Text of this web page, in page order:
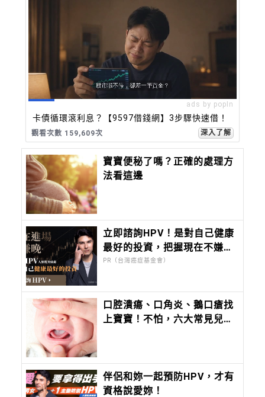
ads by popIn
卡債循環滾利息？【9597借錢網】3步驟快速借！
觀看次數 159,609次 深入了解
寶寶便秘了嗎？正確的處理方
法看這邊
立即諮詢HPV！是對自己健康
最好的投資，把握現在不嫌
晚！
PR（台灣癌症基金會）
口腔潰瘍、口角炎、鵝口瘡找
上寶寶！不怕，六大常見兒童
伴侶和妳一起預防HPV，才有
資格說愛妳！